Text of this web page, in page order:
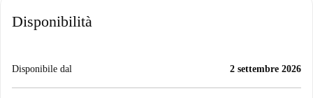
Disponibilità
Disponibile dal 2 settembre 2026